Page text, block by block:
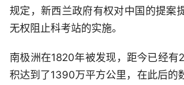
规定，新西兰政府有权对中国的提案
无权阻止科考站的实施。
南极洲在1820年被发现，距今已经有
积达到了1390万平方公里，在此后的